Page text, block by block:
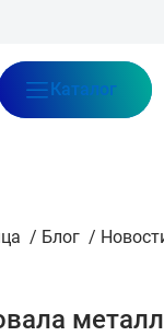
Каталог
/ Блог /